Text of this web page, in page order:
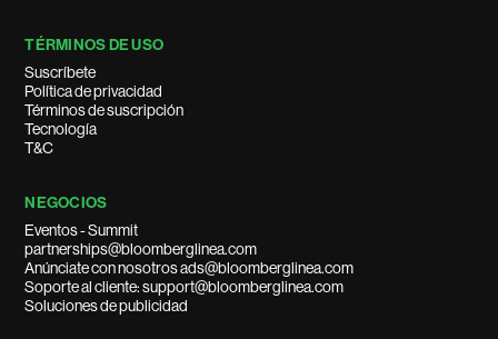
TÉRMINOS DE USO
Suscríbete
Política de privacidad
Términos de suscripción
Tecnología
T&C
NEGOCIOS
Eventos - Summit
partnerships@bloomberglinea.com
Anúnciate con nosotros ads@bloomberglinea.com
Soporte al cliente: support@bloomberglinea.com
Soluciones de publicidad